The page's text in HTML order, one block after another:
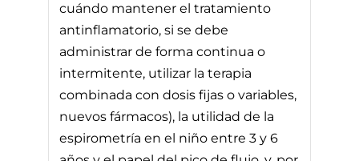
cuándo mantener el tratamiento
antinflamatorio, si se debe
administrar de forma continua o
intermitente, utilizar la terapia
combinada con dosis fijas o variables,
nuevos fármacos), la utilidad de la
espirometría en el niño entre 3 y 6